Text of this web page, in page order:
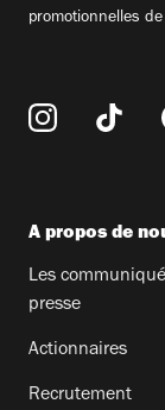
promotionnelles
A propos de
Les
presse
Actionnaires
Recrutement